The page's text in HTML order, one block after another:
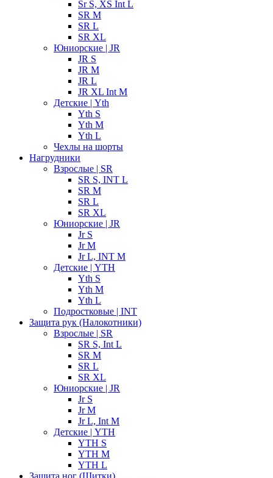
Sr S, XS Int L
SR M
SR L
SR XL
Юниорские | JR
JR S
JR M
JR L
JR XL Int M
Детские | Yth
Yth S
Yth M
Yth L
Чехлы на шорты
Нагрудники
Взрослые | SR
SR S, INT L
SR M
SR L
SR XL
Юниорские | JR
Jr S
Jr M
Jr L, INT M
Детские | YTH
Yth S
Yth M
Yth L
Подростковые | INT
Защита рук (Налокотники)
Взрослые | SR
SR S, Int L
SR M
SR L
SR XL
Юниорские | JR
Jr S
Jr M
Jr L, Int M
Детские | YTH
YTH S
YTH M
YTH L
Защита ног (Щитки)